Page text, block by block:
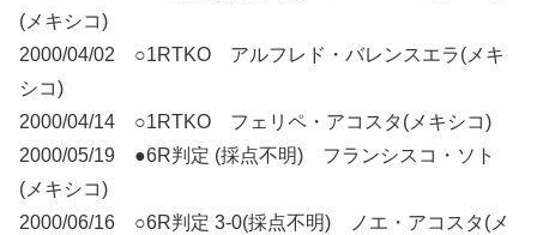
(メキシコ)
2000/04/02 ○1RTKO アルフレド・バレンスエラ(メキ
シコ)
2000/04/14 ○1RTKO フェリペ・アコスタ(メキシコ)
2000/05/19 ●6R判定 (採点不明) フランシスコ・ソト
(メキシコ)
2000/06/16 ○6R判定 3-0(採点不明) ノエ・アコスタ(メ